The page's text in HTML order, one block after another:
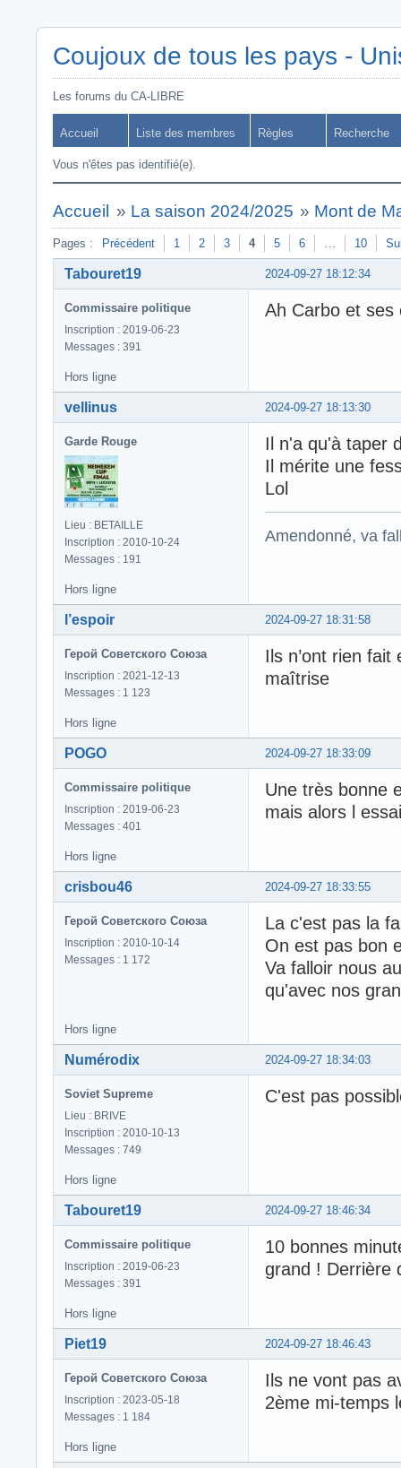
Coujoux de tous les pays -
Les forums du CA-LIBRE
Accueil Liste des membres Règles Recherche
Vous n'êtes pas identifié(e).
Accueil » La saison 2024/2025 » Mont de
Pages : Précédent 1 2 3 4 5 6 … 10
2024-09-27 18:12:34
Tabouret19
Commissaire politique
Inscription : 2019-06-23
Messages : 391
Ah Carbo et
Hors ligne
2024-09-27 18:13:30
vellinus
Garde Rouge
Lieu : BETAILLE
Inscription : 2010-10-24
Messages : 191
Il n'a qu'à taper
Il mérite une
Lol
Amendonné, va
Hors ligne
2024-09-27 18:31:58
l’espoir
Герой Советского Союза
Inscription : 2021-12-13
Messages : 1 123
Ils n’ont rien
maîtrise
Hors ligne
2024-09-27 18:33:09
POGO
Commissaire politique
Inscription : 2019-06-23
Messages : 401
Une très bonne
mais alors l
Hors ligne
2024-09-27 18:33:55
crisbou46
Герой Советского Союза
Inscription : 2010-10-14
Messages : 1 172
La c'est pas la
On est pas bon
Va falloir nous
qu'avec nos
Hors ligne
2024-09-27 18:34:03
Numérodix
Soviet Supreme
Lieu : BRIVE
Inscription : 2010-10-13
Messages : 749
C'est pas
Hors ligne
2024-09-27 18:46:34
Tabouret19
Commissaire politique
Inscription : 2019-06-23
Messages : 391
10 bonnes
grand ! Derrière
Hors ligne
2024-09-27 18:46:43
Piet19
Герой Советского Союза
Inscription : 2023-05-18
Messages : 1 184
Ils ne vont pas
2ème mi-temps
Hors ligne